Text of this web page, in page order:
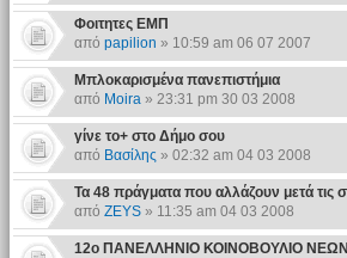
Φοιτητες ΕΜΠ
από papilion » 10:59 am 06 07 2007
Μπλοκαρισμένα πανεπιστήμια
από Moira» 23:31 pm 30 03 2008
γίνε το+ στο Δήμο σου
από Βασίλης » 02:32 am 04 03 2008
Τα 48 πράγματα που αλλάζουν μετά τις
από ZEYS» 11:35 am 04 03 2008
12o ΠΑΝΕΛΛΗΝΙΟ ΚΟΙΝΟΒΟΥΛΙΟ ΝΕΩΝ